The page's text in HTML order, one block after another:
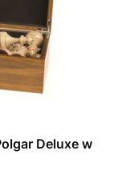
Deluxe w